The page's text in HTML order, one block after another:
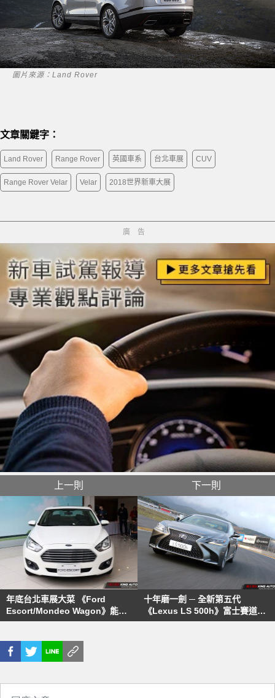
圖片來源：Land Rover
文章關鍵字：
Land Rover Range Rover 英國車系 台北車展 CUV
Range Rover Velar Velar 2018世界新車大展
廣告
上一則
年底台北車展大菜 《Ford
Escort/Mondeo Wagon》能源
局油耗成績出爐
下一則
十年磨一劍 ─ 全新第五代
《Lexus LS 500h》富士賽道先
行體驗